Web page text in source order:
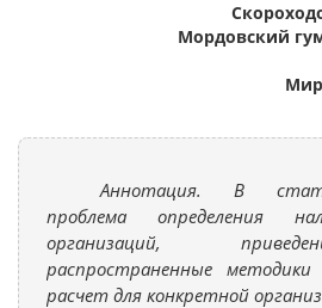
Мордовский
Аннотация. В
проблема определения
организаций,
распространенные
расчет для конкретной